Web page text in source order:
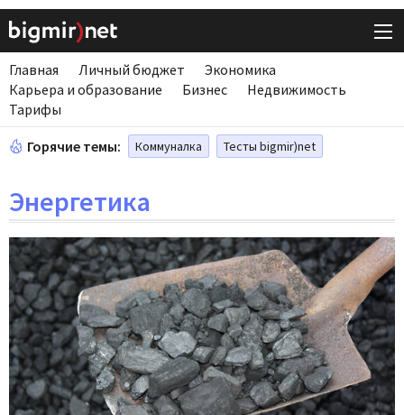
Главная Личный бюджет
Экономика
Карьера и образование
Бизнес
Недвижимость
Тарифы
Горячие темы: Коммуналка Тесты bigmir)net
Энергетика